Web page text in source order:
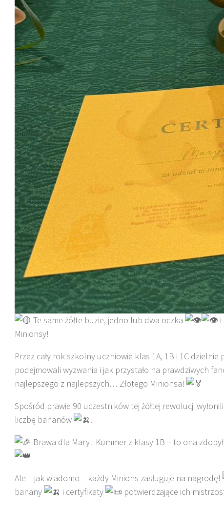
Te same żółte buzie, jedno lub dwa oczka
i
Minionsy!
Przez cały rok szkolny uczniowie klas 1A, 1B i 1C
podejmowali wyzwania i jak przystało na prawdziwych
najlepszego z najlepszych… Złotego Minionsa!
Spośród prawie 90 uczestników tej żółtej rewolucji
liczbę bananów
.
Brawa dla Maryli Kummer z klasy 1B – to ona
Ale – jak wiadomo – każdy Minions zasługuje na nagrodę!
banany
i certyfikaty
potwierdzające ich